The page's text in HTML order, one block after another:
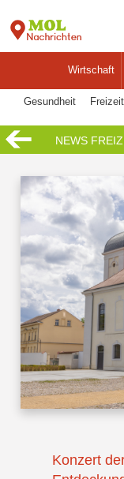
Wirtschaft
Gesundheit Freizeit
NEWS
Konzert